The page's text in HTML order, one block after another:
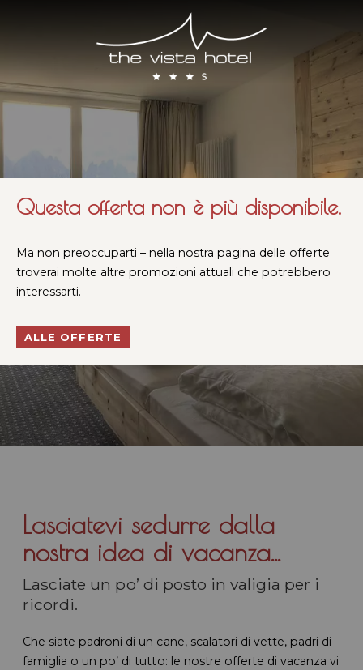
Lasciatevi sedurre dalla
nostra idea di vacanza...
Lasciate un po’ di posto in valigia per i
ricordi.
Che siate padroni di un cane, scalatori di vette, padri di
famiglia o un po’ di tutto: le nostre offerte di vacanza vi
Questa offerta non è più disponibile.
Ma non preoccuparti – nella nostra pagina delle offerte
troverai molte altre promozioni attuali che potrebbero
interessarti.
ALLE OFFERTE